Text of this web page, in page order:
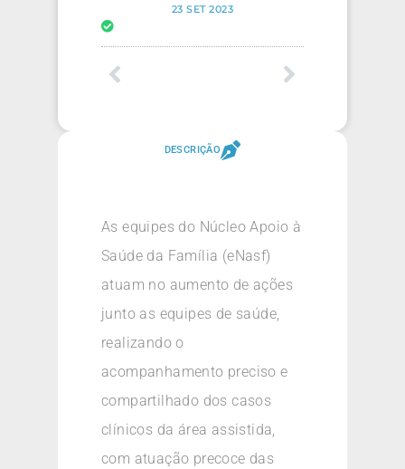
23 SET 2023
DESCRIÇÃO
As equipes do Núcleo Apoio à
Saúde da Família (eNasf)
atuam no aumento de ações
junto as equipes de saúde,
realizando o
acompanhamento preciso e
compartilhado dos casos
clínicos da área assistida,
com atuação precoce das